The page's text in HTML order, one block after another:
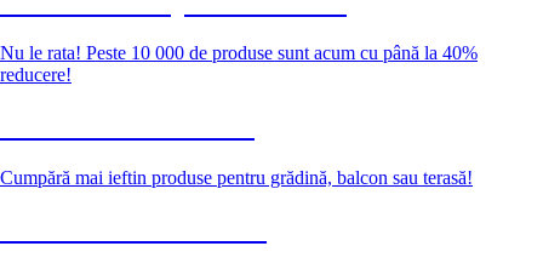
Nu le rata! Peste 10 000 de produse sunt acum cu până la 40%
reducere!
Cumpără mai ieftin produse pentru grădină, balcon sau terasă!